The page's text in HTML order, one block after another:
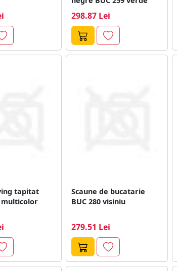
298.87 Lei
tapitat
multicolor
Scaune de bucatarie
BUC 280 visiniu
279.51 Lei